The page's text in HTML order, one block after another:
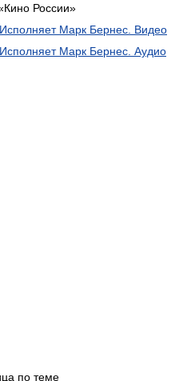
России»
Марк Бернес. Видео
Марк Бернес. Аудио
по теме